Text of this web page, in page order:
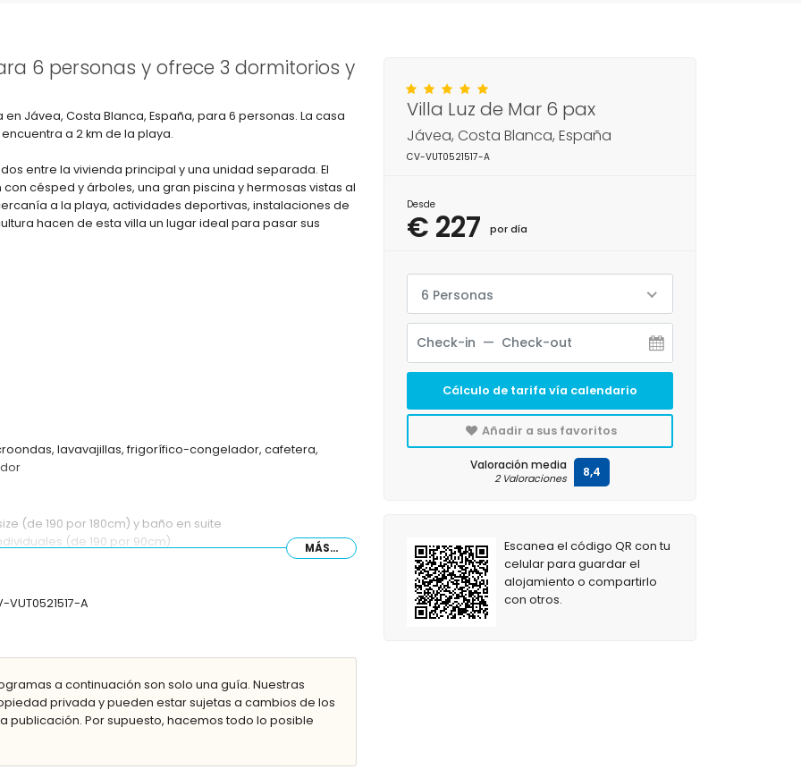
6 personas y ofrece 3 dormitorios y
Jávea, Costa Blanca, España, para 6 personas. La casa
a 2 km de la playa.
entre la vivienda principal y una unidad separada. El
césped y árboles, una gran piscina y hermosas vistas al
a la playa, actividades deportivas, instalaciones de
hacen de esta villa un lugar ideal para pasar sus
lavavajillas, frigorífico-congelador, cafetera,
(de 190 por 180cm) y baño en suite
(de 190 por 90cm)
de jardín con tumbonas
MÁS...
A
a continuación son solo una guía. Nuestras
privada y pueden estar sujetas a cambios de los
publicación. Por supuesto, hacemos todo lo posible
Villa Luz de Mar 6 pax
Jávea, Costa Blanca, España
CV-VUT0521517-A
Desde
€ 227 por día
6 Personas
Cálculo de tarifa vía calendario
Añadir a sus favoritos
Valoración media
2 Valoraciones 8,4
Escanea el código QR con tu
celular para guardar el
alojamiento o compartirlo
con otros.